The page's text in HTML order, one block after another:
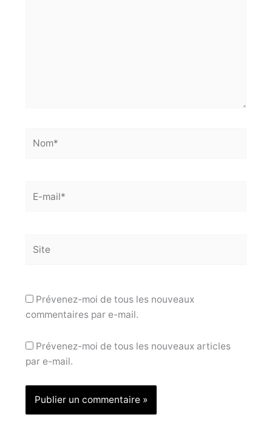
mail*
Prévenez-moi de tous les nouveaux
commentaires par e-mail.
Prévenez-moi de tous les nouveaux articles
par e-mail.